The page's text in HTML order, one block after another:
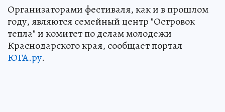
Организаторами фестиваля, как и в прошлом
году, являются семейный центр "Островок
тепла" и комитет по делам молодежи
Краснодарского края, сообщает портал
ЮГА.ру.